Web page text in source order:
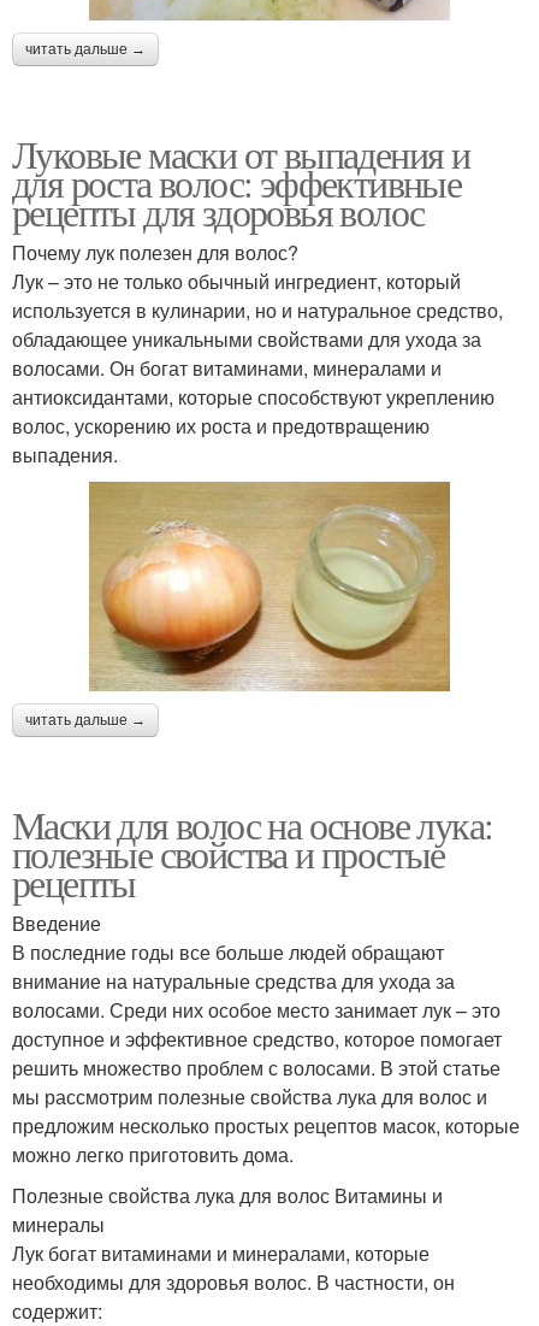
читать дальше →
Луковые маски от выпадения и
для роста волос: эффективные
рецепты для здоровья волос
Почему лук полезен для волос?
Лук – это не только обычный ингредиент, который
используется в кулинарии, но и натуральное средство,
обладающее уникальными свойствами для ухода за
волосами. Он богат витаминами, минералами и
антиоксидантами, которые способствуют укреплению
волос, ускорению их роста и предотвращению
выпадения.
читать дальше →
Маски для волос на основе лука:
полезные свойства и простые
рецепты
Введение
В последние годы все больше людей обращают
внимание на натуральные средства для ухода за
волосами. Среди них особое место занимает лук – это
доступное и эффективное средство, которое помогает
решить множество проблем с волосами. В этой статье
мы рассмотрим полезные свойства лука для волос и
предложим несколько простых рецептов масок, которые
можно легко приготовить дома.
Полезные свойства лука для волос Витамины и
минералы
Лук богат витаминами и минералами, которые
необходимы для здоровья волос. В частности, он
содержит: